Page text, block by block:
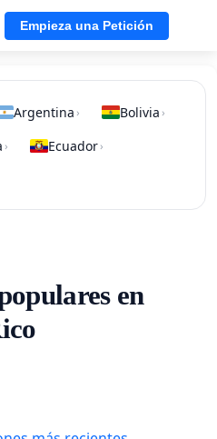
Empieza una Petición
Argentina › Bolivia ›
› Ecuador›
en